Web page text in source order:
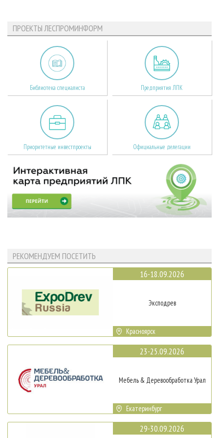
ПРОЕКТЫ ЛЕСПРОМИНФОРМ
Библиотека специалиста Предприятия ЛПК
Приоритетные инвестпроекты Официальные делегации
РЕКОМЕНДУЕМ ПОСЕТИТЬ
16-18.09.2026
Эксподрев
Красноярск
23-25.09.2026
Мебель & Деревообработка Урал
Екатеринбург
29-30.09.2026